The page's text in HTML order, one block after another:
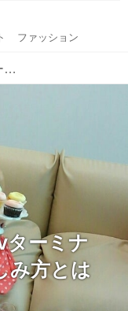
ファッション
ドキドキドーキdtv★dtvターミナル…まこの密かなの楽しみ方とは
ーミナ
み方とは